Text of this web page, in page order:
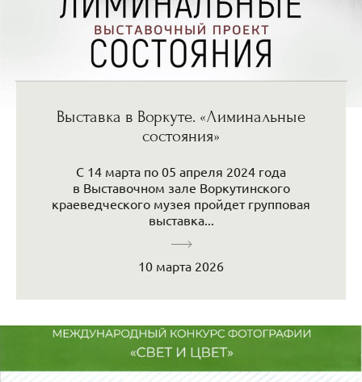
Выставка в Воркуте. «Лиминальные
состояния»
С 14 марта по 05 апреля 2024 года
в Выставочном зале Воркутинского
краеведческого музея пройдет групповая
выставка...
10 марта 2026